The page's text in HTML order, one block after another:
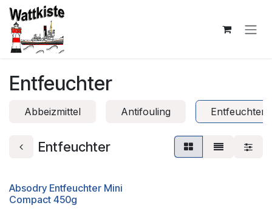
Zum Inhalt springen
Entfeuchter
Abbeizmittel Antifouling Entfeuchter
Entfeuchter
Absodry Entfeuchter Mini
Compact 450g